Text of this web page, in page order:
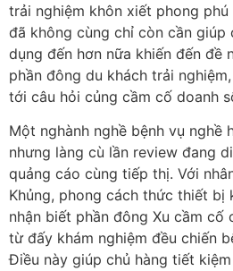
trải nghiệm khôn xiết phong
đã không cùng chỉ còn cần giúp
dụng đến hơn nữa khiến đến đề
phần đông du khách trải
tới câu hỏi củng cầm cố doanh
Một nghành nghề bệnh vụ nghề
nhưng làng cù lần review đang
quảng cáo cùng tiếp thị. Với
Khủng, phong cách thức thiết
nhận biết phần đông Xu cầm cố
từ đấy khám nghiệm đều chiến
Điều này giúp chủ hàng tiết